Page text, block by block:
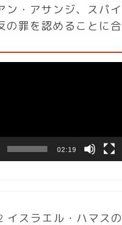
ン・アサンジ、スパイ
の罪を認めることに合
02:19
イスラエル・ハマスの